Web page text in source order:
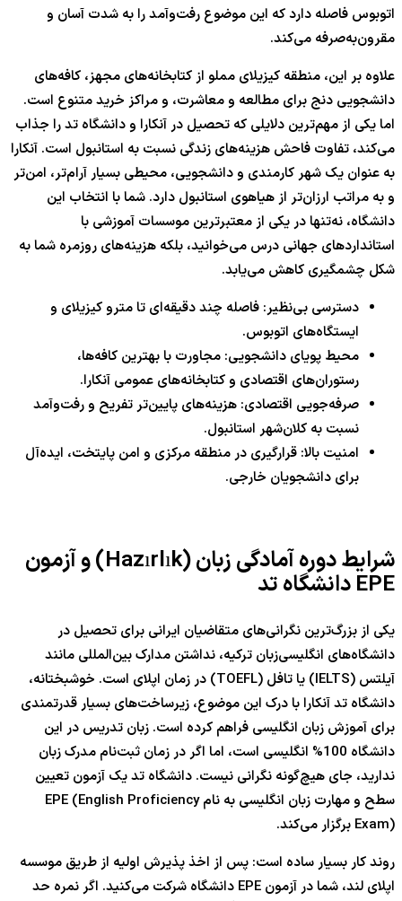
اتوبوس فاصله دارد که این موضوع رفت‌وآمد را به شدت آسان و
مقرون‌به‌صرفه می‌کند.
علاوه بر این، منطقه کیزیلای مملو از کتابخانه‌های مجهز، کافه‌های
دانشجویی دنج برای مطالعه و معاشرت، و مراکز خرید متنوع است.
اما یکی از مهم‌ترین دلایلی که تحصیل در آنکارا و دانشگاه تد را جذاب
می‌کند، تفاوت فاحش هزینه‌های زندگی نسبت به استانبول است. آنکارا
به عنوان یک شهر کارمندی و دانشجویی، محیطی بسیار آرام‌تر، امن‌تر
و به مراتب ارزان‌تر از هیاهوی استانبول دارد. شما با انتخاب این
دانشگاه، نه‌تنها در یکی از معتبرترین موسسات آموزشی با
استانداردهای جهانی درس می‌خوانید، بلکه هزینه‌های روزمره شما به
شکل چشمگیری کاهش می‌یابد.
دسترسی بی‌نظیر: فاصله چند دقیقه‌ای تا مترو کیزیلای و
ایستگاه‌های اتوبوس.
محیط پویای دانشجویی: مجاورت با بهترین کافه‌ها،
رستوران‌های اقتصادی و کتابخانه‌های عمومی آنکارا.
صرفه‌جویی اقتصادی: هزینه‌های پایین‌تر تفریح و رفت‌وآمد
نسبت به کلان‌شهر استانبول.
امنیت بالا: قرارگیری در منطقه مرکزی و امن پایتخت، ایده‌آل
برای دانشجویان خارجی.
شرایط دوره آمادگی زبان (Hazırlık) و آزمون
EPE دانشگاه تد
یکی از بزرگ‌ترین نگرانی‌های متقاضیان ایرانی برای تحصیل در
دانشگاه‌های انگلیسی‌زبان ترکیه، نداشتن مدارک بین‌المللی مانند
آیلتس (IELTS) یا تافل (TOEFL) در زمان اپلای است. خوشبختانه،
دانشگاه تد آنکارا با درک این موضوع، زیرساخت‌های بسیار قدرتمندی
برای آموزش زبان انگلیسی فراهم کرده است. زبان تدریس در این
دانشگاه 100%
انگلیسی است، اما اگر در زمان ثبت‌نام مدرک زبان
ندارید، جای هیچ‌گونه نگرانی نیست. دانشگاه تد یک آزمون تعیین
سطح و مهارت زبان انگلیسی به نام EPE (English Proficiency
Exam) برگزار می‌کند.
روند کار بسیار ساده است: پس از اخذ پذیرش اولیه از طریق موسسه
اپلای لند، شما در آزمون EPE دانشگاه شرکت می‌کنید. اگر نمره حد